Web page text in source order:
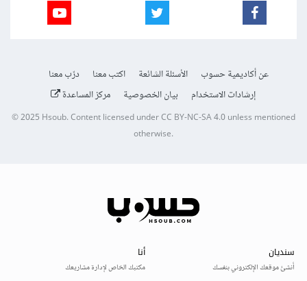
عن أكاديمية حسوب الأسئلة الشائعة اكتب معنا
درّب معنا
إرشادات الاستخدام
بيان الخصوصية مركز المساعدة
© 2025Hsoub.Content licensed underCC BY-NC-SA 4.0unless mentioned
otherwise.